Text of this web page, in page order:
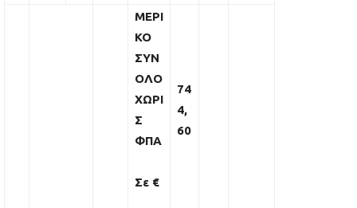
ΜΕΡΙ
ΚΟ
ΣΥΝ
ΟΛΟ
ΧΩΡΙ
Σ
ΦΠΑ
Σε €
74
4,
60